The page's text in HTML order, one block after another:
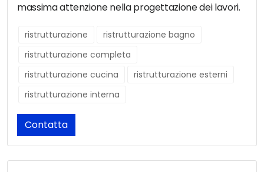
massima attenzione nella progettazione dei lavori.
ristrutturazione
ristrutturazione bagno
ristrutturazione completa
ristrutturazione cucina
ristrutturazione esterni
ristrutturazione interna
Contatta